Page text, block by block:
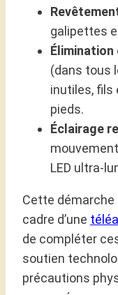
galipettes
(dans tous
inutiles, fils
pieds.
Éclairage
LED ultra-
Cette
cadre d’une
de compléter
soutien
précautions